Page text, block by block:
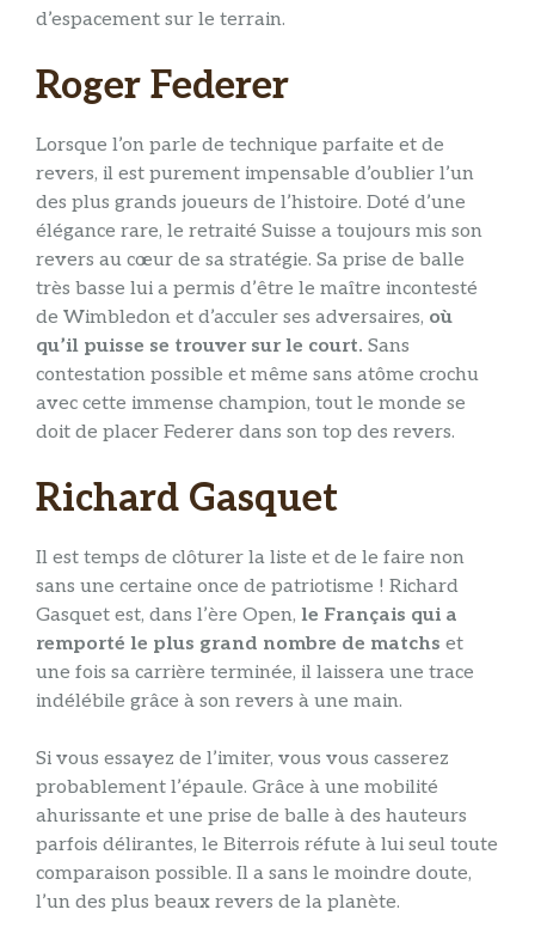
d’espacement sur le terrain.
Roger Federer
Lorsque l’on parle de technique parfaite et de
revers, il est purement impensable d’oublier l’un
des plus grands joueurs de l’histoire. Doté d’une
élégance rare, le retraité Suisse a toujours mis son
revers au cœur de sa stratégie. Sa prise de balle
très basse lui a permis d’être le maître incontesté
de Wimbledon et d’acculer ses adversaires, où
qu’il puisse se trouver sur le court. Sans
contestation possible et même sans atôme crochu
avec cette immense champion, tout le monde se
doit de placer Federer dans son top des revers.
Richard Gasquet
Il est temps de clôturer la liste et de le faire non
sans une certaine once de patriotisme ! Richard
Gasquet est, dans l’ère Open, le Français qui a
remporté le plus grand nombre de matchs et
une fois sa carrière terminée, il laissera une trace
indélébile grâce à son revers à une main.
Si vous essayez de l’imiter, vous vous casserez
probablement l’épaule. Grâce à une mobilité
ahurissante et une prise de balle à des hauteurs
parfois délirantes, le Biterrois réfute à lui seul toute
comparaison possible. Il a sans le moindre doute,
l’un des plus beaux revers de la planète.